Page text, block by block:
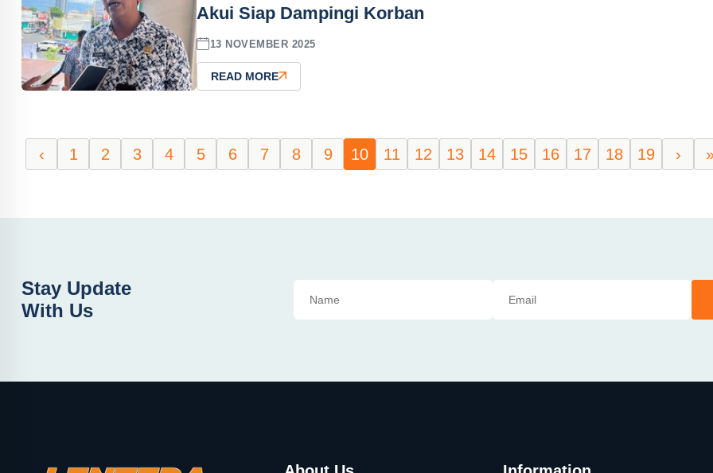
Akui Siap Dampingi Korban
13 NOVEMBER 2025
READ MORE
‹ 1 2 3 4 5 6 7 8 9 10 11 12 13 14 15 16 17 18 19 ›
Stay Update
With Us